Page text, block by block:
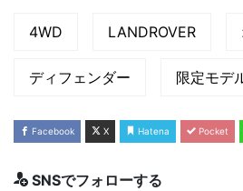
4WD LANDROVER
ディフェンダー 限定モデ
Facebook X Hatena Pocket
SNSでフォローする